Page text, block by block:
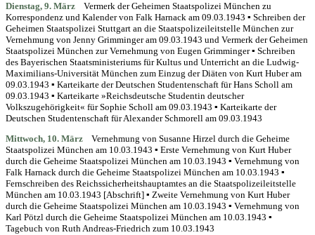
Dienstag, 9. März
Vermerk der Geheimen Staatspolizei München zu
Korrespondenz und Kalender von Falk Harnack am 09.03.1943 ▪ Schreiben der
Geheimen Staatspolizei Stuttgart an die Staatspolizeileitstelle München zur
Vernehmung von Jenny Grimminger am 09.03.1943 und Vermerk der Geheimen
Staatspolizei München zur Vernehmung von Eugen Grimminger ▪ Schreiben
des Bayerischen Staatsministeriums für Kultus und Unterricht an die Ludwig-
Maximilians-Universität München zum Einzug der Diäten von Kurt Huber am
09.03.1943 ▪ Karteikarte der Deutschen Studentenschaft für Hans Scholl am
09.03.1943 ▪ Karteikarte »Reichsdeutsche Studentin deutscher
Volkszugehörigkeit« für Sophie Scholl am 09.03.1943 ▪ Karteikarte der
Deutschen Studentenschaft für Alexander Schmorell am 09.03.1943
Mittwoch, 10. März
Vernehmung von Susanne Hirzel durch die Geheime
Staatspolizei München am 10.03.1943 ▪ Erste Vernehmung von Kurt Huber
durch die Geheime Staatspolizei München am 10.03.1943 ▪ Vernehmung von
Falk Harnack durch die Geheime Staatspolizei München am 10.03.1943 ▪
Fernschreiben des Reichssicherheitshauptamtes an die Staatspolizeileitstelle
München am 10.03.1943 [Abschrift] ▪ Zweite Vernehmung von Kurt Huber
durch die Geheime Staatspolizei München am 10.03.1943 ▪ Vernehmung von
Karl Pötzl durch die Geheime Staatspolizei München am 10.03.1943 ▪
Tagebuch von Ruth Andreas-Friedrich zum 10.03.1943